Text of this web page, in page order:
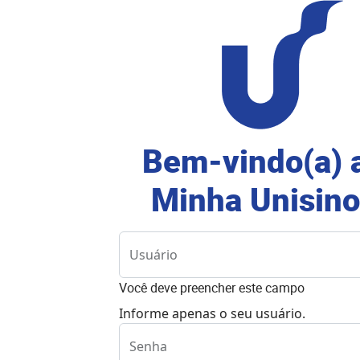
Bem-vindo(a)
Minha
Usuário
Você deve preencher este campo
Informe apenas o seu usuário.
Senha